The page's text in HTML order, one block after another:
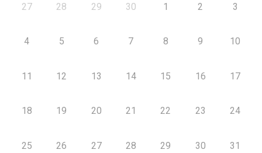
27 28 29 30 1 2 3
4 5 6 7 8 9 10
11 12 13 14 15 16 17
18 19 20 21 22 23 24
25 26 27 28 29 30 31